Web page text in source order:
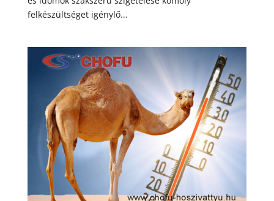
felkészültséget igénylő...